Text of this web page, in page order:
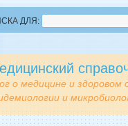
ДЛЯ:
о медицине и здоровом
и